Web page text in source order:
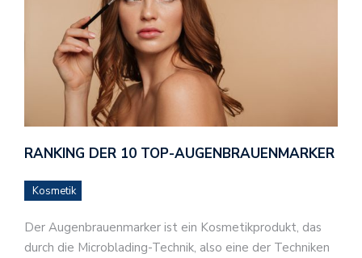
RANKING DER 10 TOP-AUGENBRAUENMARKER
Kosmetik
Der Augenbrauenmarker ist ein Kosmetikprodukt, das
durch die Microblading-Technik, also eine der Techniken